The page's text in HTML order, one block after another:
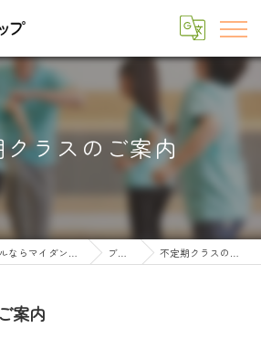
クラスのご案内
仙台市のダンススクールならマイダンスショップ ブログ 不定期クラスのご案内
案内